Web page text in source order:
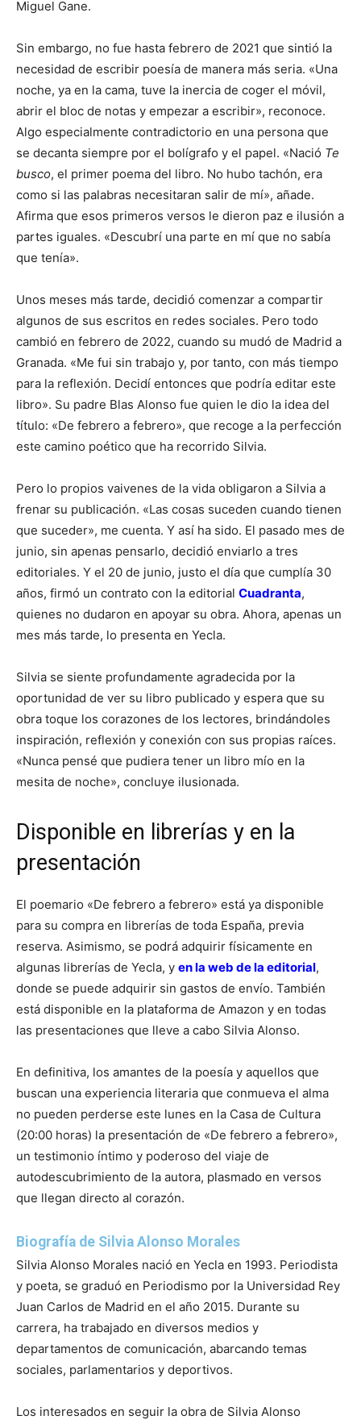
Miguel Gane.
Sin embargo, no fue hasta febrero de 2021 que sintió la
necesidad de escribir poesía de manera más seria. «Una
noche, ya en la cama, tuve la inercia de coger el móvil,
abrir el bloc de notas y empezar a escribir», reconoce.
Algo especialmente contradictorio en una persona que
se decanta siempre por el bolígrafo y el papel. «Nació Te
busco, el primer poema del libro. No hubo tachón, era
como si las palabras necesitaran salir de mí», añade.
Afirma que esos primeros versos le dieron paz e ilusión a
partes iguales. «Descubrí una parte en mí que no sabía
que tenía».
Unos meses más tarde, decidió comenzar a compartir
algunos de sus escritos en redes sociales. Pero todo
cambió en febrero de 2022, cuando su mudó de Madrid a
Granada. «Me fui sin trabajo y, por tanto, con más tiempo
para la reflexión. Decidí entonces que podría editar este
libro». Su padre Blas Alonso fue quien le dio la idea del
título: «De febrero a febrero», que recoge a la perfección
este camino poético que ha recorrido Silvia.
Pero lo propios vaivenes de la vida obligaron a Silvia a
frenar su publicación. «Las cosas suceden cuando tienen
que suceder», me cuenta. Y así ha sido. El pasado mes de
junio, sin apenas pensarlo, decidió enviarlo a tres
editoriales. Y el 20 de junio, justo el día que cumplía 30
años, firmó un contrato con la editorial Cuadranta,
quienes no dudaron en apoyar su obra. Ahora, apenas un
mes más tarde, lo presenta en Yecla.
Silvia se siente profundamente agradecida por la
oportunidad de ver su libro publicado y espera que su
obra toque los corazones de los lectores, brindándoles
inspiración, reflexión y conexión con sus propias raíces.
«Nunca pensé que pudiera tener un libro mío en la
mesita de noche», concluye ilusionada.
Disponible en librerías y en la
presentación
El poemario «De febrero a febrero» está ya disponible
para su compra en librerías de toda España, previa
reserva. Asimismo, se podrá adquirir físicamente en
algunas librerías de Yecla, y en la web de la editorial,
donde se puede adquirir sin gastos de envío. También
está disponible en la plataforma de Amazon y en todas
las presentaciones que lleve a cabo Silvia Alonso.
En definitiva, los amantes de la poesía y aquellos que
buscan una experiencia literaria que conmueva el alma
no pueden perderse este lunes en la Casa de Cultura
(20:00 horas) la presentación de «De febrero a febrero»,
un testimonio íntimo y poderoso del viaje de
autodescubrimiento de la autora, plasmado en versos
que llegan directo al corazón.
Biografía de Silvia Alonso Morales
Silvia Alonso Morales nació en Yecla en 1993. Periodista
y poeta, se graduó en Periodismo por la Universidad Rey
Juan Carlos de Madrid en el año 2015. Durante su
carrera, ha trabajado en diversos medios y
departamentos de comunicación, abarcando temas
sociales, parlamentarios y deportivos.
Los interesados en seguir la obra de Silvia Alonso